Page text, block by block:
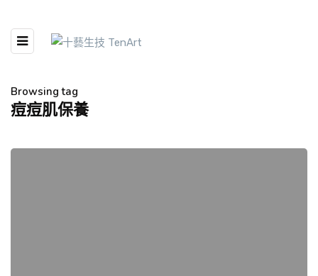
Browsing tag
痘痘肌保養